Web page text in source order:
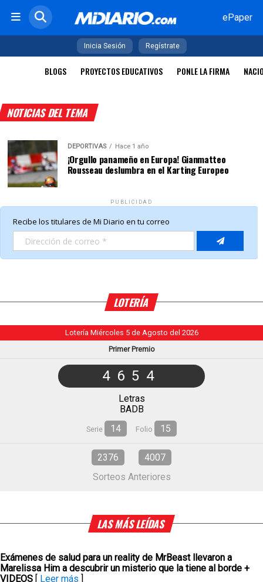
ePaper
Inicia Sesión Regístrate
BLOGS PROYECTOS EDUCATIVOS PONLE LA FIRMA
NOTICIAS DEL TEMA
DEPORTIVAS Hace 1 año
¡Orgullo panameño en Europa! Gianmatteo
Rousseau deslumbra en el Karting Europeo
PUBLICIDAD
LOTERÍA
Lotería Miércoles 5 de Agosto del 2026
Primer Premio
4654
Letras
BADB
Serie 14 Folio 15
2376
4007
Sorteos Anteriores
LAS MÁS LEÍDAS
Exámenes de salud para un reality de MrBeast llevaron a
Marelissa Him a descubrir un misterio que la tiene al borde +
VIDEOS [ Leer más ]